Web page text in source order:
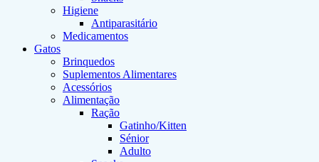
Higiene
Antiparasitário
Medicamentos
Gatos
Brinquedos
Suplementos Alimentares
Acessórios
Alimentação
Ração
Gatinho/Kitten
Sénior
Adulto